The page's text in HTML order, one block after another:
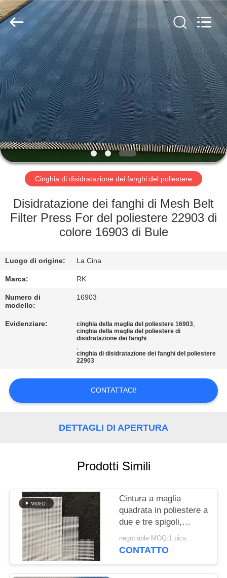
CASA
PRODOTTI
CIRCA
NOI
GIRO
DELLA
FABBRICA
CONTROLLO
QUALITÀ
CONTATTICI
NOTIZIE
UNA
CITAZIONE
PRIVACY
POLICY
2026
Hebei
Reking
Wire
Mesh
Co.,Ltd.
All
Rights
Reserved.
Cinghia di disidratazione dei fanghi del poliestere
Disidratazione dei fanghi di Mesh Belt
Filter Press For del poliestere 22903 di
colore 16903 di Bule
Luogo di origine: La Cina
Marca: RK
Numero di
modello:
16903
Evidenziare: cinghia della maglia del poliestere 16903,
cinghia della maglia del poliestere di
disidratazione dei fanghi
,
cinghia di disidratazione dei fanghi del poliestere
22903
CONTATTACI!
DETTAGLI DI APERTURA
Prodotti Simili
Cintura a maglia
quadrata in poliestere a
due e tre spigoli,
utilizzata per la
fabbricazione di carta
negotiable MOQ:1 pics
CONTATTO